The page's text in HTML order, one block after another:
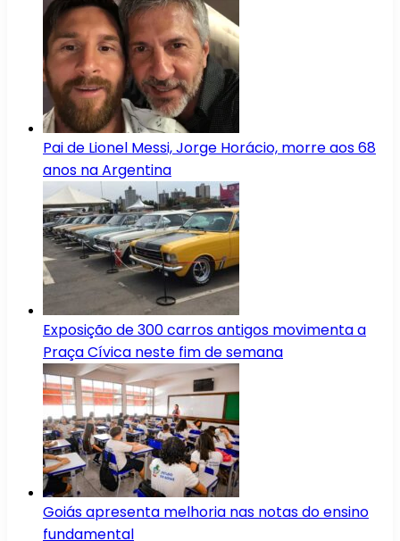
Pai de Lionel Messi, Jorge Horácio, morre aos 68
anos na Argentina
Exposição de 300 carros antigos movimenta a
Praça Cívica neste fim de semana
Goiás apresenta melhoria nas notas do ensino
fundamental